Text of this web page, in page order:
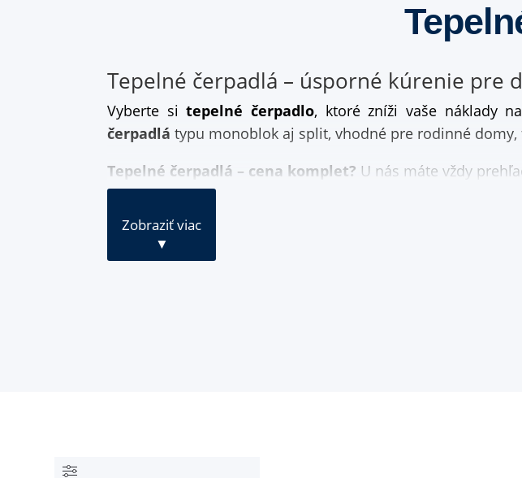
Tepelné čerpadlá – úsporné kúrenie pre
Vyberte sitepelné čerpadlo, ktoré zníži vaše náklady
čerpadlá typu monoblok aj split, vhodné pre rodinné
Tepelné čerpadlá – cena komplet? U nás máte vždy
Zobraziť viac
▼